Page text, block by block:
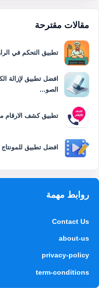
مقالات مقترحة
تطبيق التحكم في
افضل تطبيق لإزالة
الصو...
تطبيق كشف الارقام
افضل تطبيق للمونتاج
روابط مهمة
Contact Us
about-us
privacy-policy
term-conditions